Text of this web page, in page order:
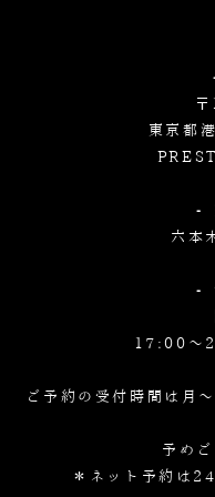
東京都
-
六本
-
17:00～
ご予約の受付時間は月
予め
＊ネット予約は